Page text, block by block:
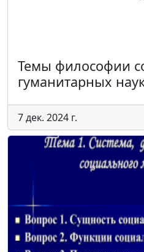
Темы философии
гуманитарных
7 дек. 2024 г.